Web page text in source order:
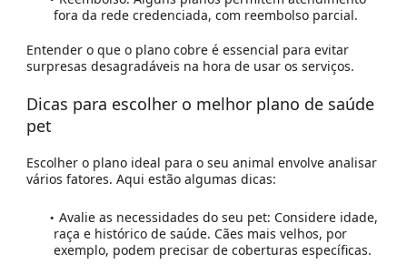
fora da rede credenciada, com reembolso parcial.
Entender o que o plano cobre é essencial para evitar
surpresas desagradáveis na hora de usar os serviços.
Dicas para escolher o melhor plano de saúde
pet
Escolher o plano ideal para o seu animal envolve analisar
vários fatores. Aqui estão algumas dicas:
Avalie as necessidades do seu pet: Considere idade,
raça e histórico de saúde. Cães mais velhos, por
exemplo, podem precisar de coberturas específicas.